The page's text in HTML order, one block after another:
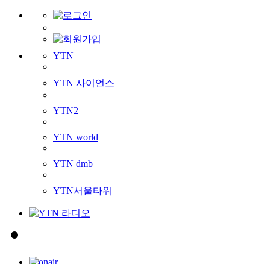
YTN
YTN 사이언스
YTN2
YTN world
YTN dmb
YTN서울타워